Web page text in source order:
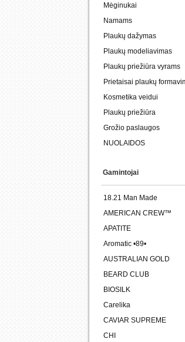
Mėginukai
Namams
Plaukų dažymas
Plaukų modeliavimas
Plaukų priežiūra vyrams
Prietaisai plaukų
Kosmetika veidui
Plaukų priežiūra
Grožio paslaugos
NUOLAIDOS
Gamintojai
18.21 Man Made
AMERICAN CREW™
APATITE
Aromatic •89•
AUSTRALIAN GOLD
BEARD CLUB
BIOSILK
Carelika
CAVIAR SUPREME
CHI